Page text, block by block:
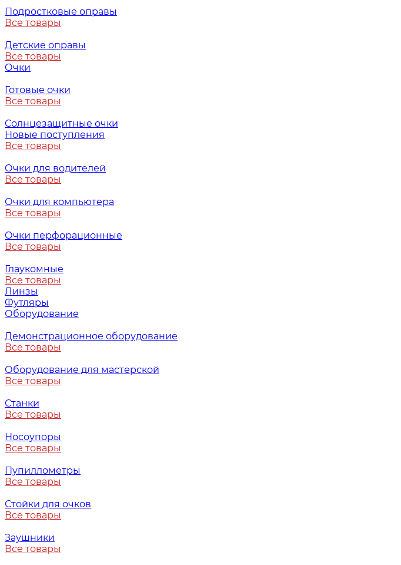
Подростковые оправы
Все товары
Детские оправы
Все товары
Очки
Готовые очки
Все товары
Солнцезащитные очки
Новые поступления
Все товары
Очки для водителей
Все товары
Очки для компьютера
Все товары
Очки перфорационные
Все товары
Глаукомные
Все товары
Линзы
Футляры
Оборудование
Демонстрационное оборудование
Все товары
Оборудование для мастерской
Все товары
Станки
Все товары
Носоупоры
Все товары
Пупиллометры
Все товары
Стойки для очков
Все товары
Заушники
Все товары